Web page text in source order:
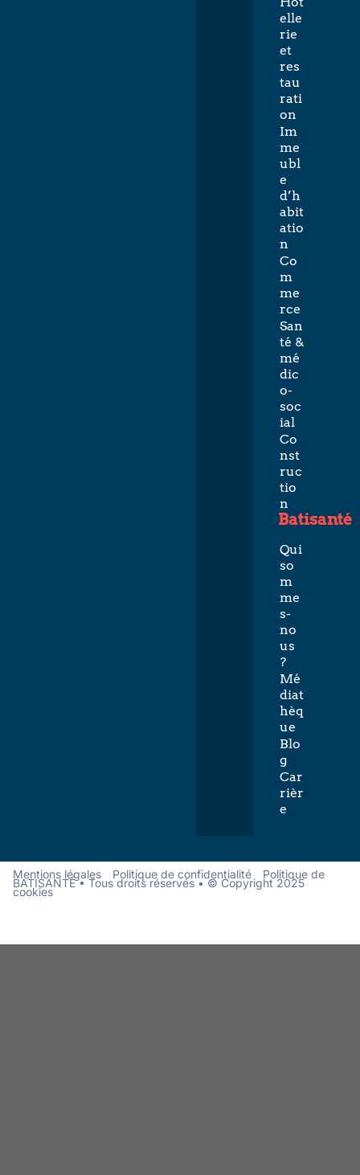
elle
rie
et
res
tau
rati
on
Im
me
ubl
e
d’h
abit
atio
n
Co
m
me
rce
San
té &
mé
dic
o-
soc
ial
Co
nst
ruc
tio
n
Batisanté
Qui
so
m
me
s-
no
us
?
Mé
diat
hèq
ue
Blo
g
Car
rièr
e
BATISANTÉ • Tous droits réservés • © Copyright 2025
Mentions légales Politique de confidentialité
Politique de
cookies